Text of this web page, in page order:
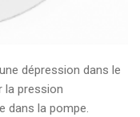
dépression dans le
la pression
dans la pompe.